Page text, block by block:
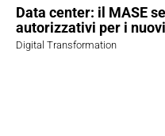
Data center: il MASE
autorizzativi per i
Digital Transformation